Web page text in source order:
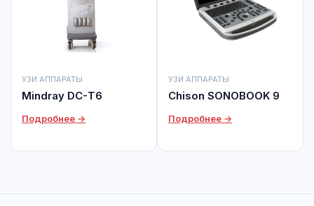
УЗИ АППАРАТЫ
Mindray DC-Т6
Подробнее →
УЗИ АППАРАТЫ
Chison SONOBOOK 9
Подробнее →